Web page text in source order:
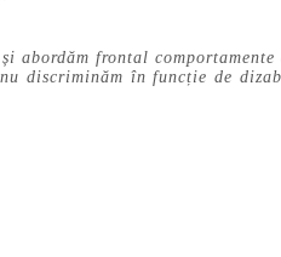
abordăm frontal
discriminăm în funcție de